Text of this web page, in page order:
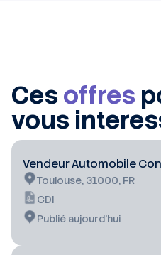
Cesoffres
vous
Vendeur Automobile
Toulouse, 31000, FR
CDI
Publié aujourd’hui